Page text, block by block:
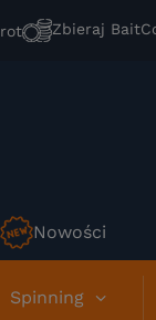
Zbieraj
Nowości
Spinning